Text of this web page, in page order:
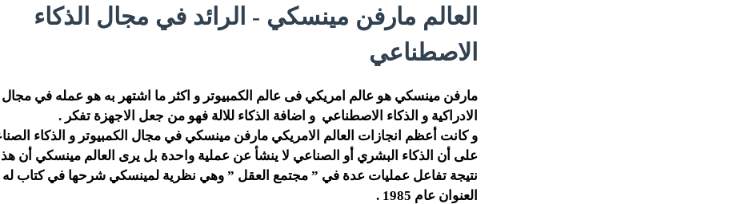
العالم مارفن مينسكي - الرائد في مجال الذكاء
الاصطناعي
مارفن مينسكي هو عالم امريكي فى عالم الكمبيوتر و اكثر ما اشتهر به هو عمله في مجال
الادراكية و الذكاء الاصطناعي و اضافة الذكاء للالة فهو من جعل الاجهزة تفكر .
و كانت أعظم انجازات العالم الامريكي مارفن مينسكي في مجال الكمبيوتر و الذكاء
على أن الذكاء البشري أو الصناعي لا ينشأ عن عملية واحدة بل يرى العالم مينسكي أن هذا
نتيجة تفاعل عمليات عدة في ” مجتمع العقل ” وهي نظرية لمينسكي شرحها في كتاب
العنوان عام 1985 .